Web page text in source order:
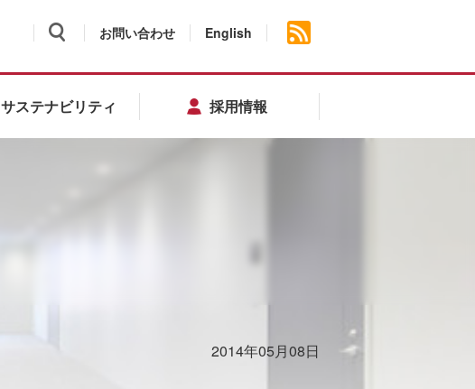
お問い合わせ English
サステナビリティ 採用情報
2014年05月08日